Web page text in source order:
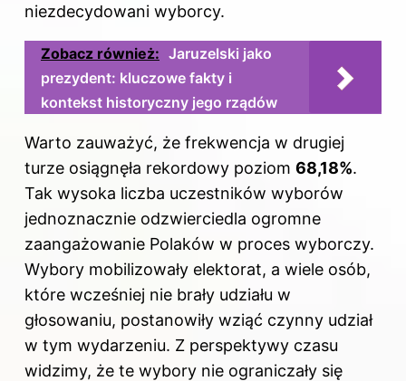
niezdecydowani wyborcy.
Zobacz również: Jaruzelski jako
prezydent: kluczowe fakty i
kontekst historyczny jego rządów
Warto zauważyć, że frekwencja w drugiej
turze osiągnęła rekordowy poziom 68,18%.
Tak wysoka liczba uczestników wyborów
jednoznacznie odzwierciedla ogromne
zaangażowanie Polaków w proces wyborczy.
Wybory mobilizowały elektorat, a wiele osób,
które wcześniej nie brały udziału w
głosowaniu, postanowiły wziąć czynny udział
w tym wydarzeniu. Z perspektywy czasu
widzimy, że te wybory nie ograniczały się